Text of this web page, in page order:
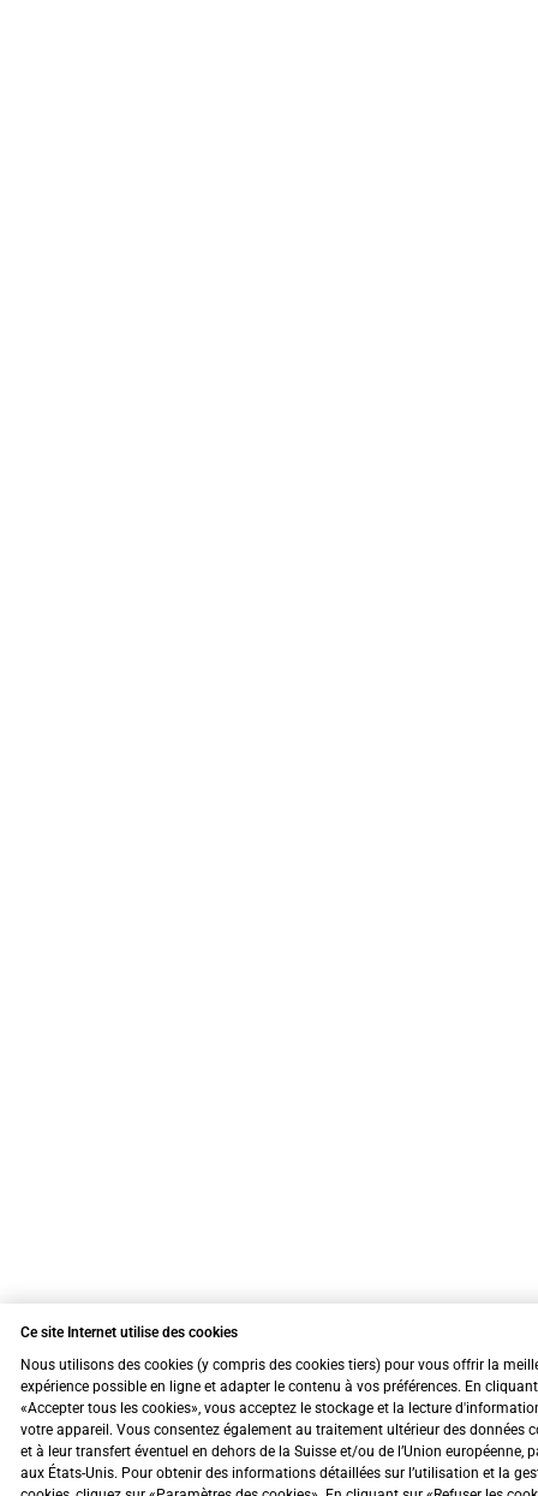
Ce site Internet utilise des cookies
Nous utilisons des cookies (y compris des cookies tiers) pour vous offrir la
expérience possible en ligne et adapter le contenu à vos préférences. En
«Accepter tous les cookies», vous acceptez le stockage et la lecture
votre appareil. Vous consentez également au traitement ultérieur des données
et à leur transfert éventuel en dehors de la Suisse et/ou de l’Union européenne,
aux États-Unis. Pour obtenir des informations détaillées sur l’utilisation et la